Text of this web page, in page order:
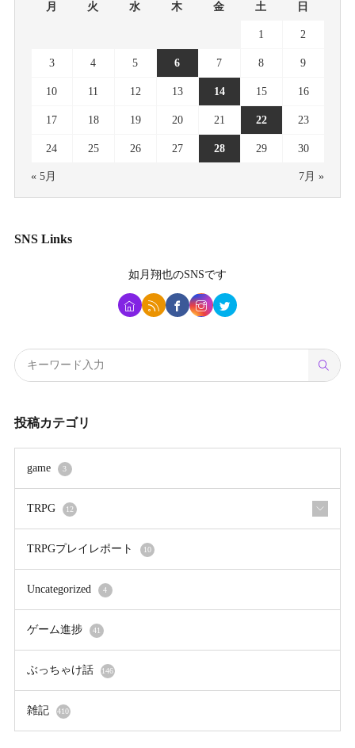
月 火 水 木 金 土 日
1 2
3 4 5 6 7 8 9
10 11 12 13 14 15 16
17 18 19 20 21 22 23
24 25 26 27 28 29 30
« 5月 7月 »
SNS Links
如月翔也のSNSです
投稿カテゴリ
game 3
TRPG 12
TRPGプレイレポート 10
Uncategorized 4
ゲーム進捗 41
ぶっちゃけ話 146
雑記 410